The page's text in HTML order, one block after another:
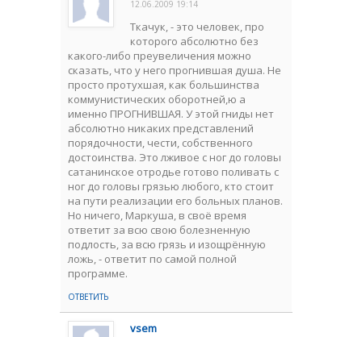
12.06.2009 19:14
Ткачук, - это человек, про
которого абсолютно без
какого-либо преувеличения можно
сказать, что у него прогнившая душа. Не
просто протухшая, как большинства
коммунистических оборотней,ю а
именно ПРОГНИВШАЯ. У этой гниды нет
абсолютно никаких представлений
порядочности, чести, собственного
достоинства. Это лживое с ног до головы
сатанинское отродье готово поливать с
ног до головы грязью любого, кто стоит
на пути реализации его больных планов.
Но ничего, Маркуша, в своё время
ответит за всю свою болезненную
подлость, за всю грязь и изощрённую
ложь, - ответит по самой полной
программе.
ОТВЕТИТЬ
vsem